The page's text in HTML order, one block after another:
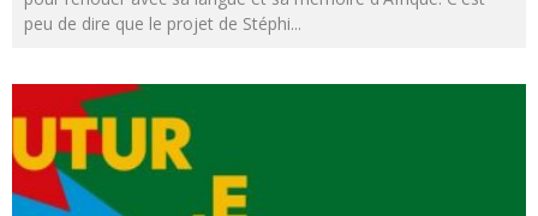
peu de dire que le projet de Stéphi...